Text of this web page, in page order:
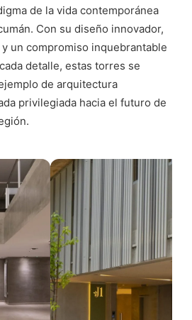
de la vida contemporánea
Con su diseño innovador,
un compromiso inquebrantable
detalle, estas torres se
de arquitectura
privilegiada hacia el futuro de